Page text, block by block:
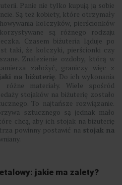
Panie nie tylko kupują ją sobie
Są też kobiety, które otrzymały
kolczyków, pierścionków
są różnego rodzaju
Czasem biżuteria ląduje po
taki, że kolczyki, pierścionki czy
Znalezienie ozdoby, którą w
założyć, graniczy więc z
na biżuterię. Do ich wykonania
materiały. Wiele spośród
stojaków na biżuterię zostało
To najtańsze rozwiązanie.
sztucznego są jednak mało
chcą, aby ich stojak na biżuterię
powinny postawić na stojak na
jakie ma zalety?